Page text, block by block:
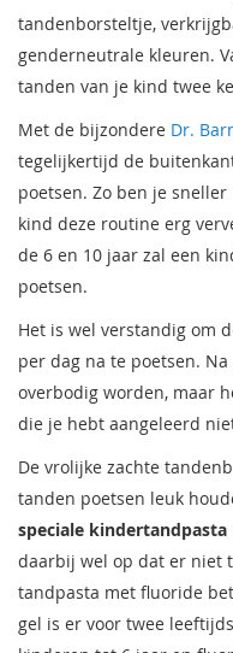
tandenborsteltje,
genderneutrale kleuren.
tanden van je kind twee
Met de bijzondere Dr.
tegelijkertijd de
poetsen. Zo ben je
kind deze routine erg
de 6 en 10 jaar zal een
poetsen.
Het is wel verstandig om
per dag na te poetsen.
overbodig worden, maar
die je hebt aangeleerd
De vrolijke zachte
tanden poetsen leuk
speciale kindertandpasta
daarbij wel op dat er niet
tandpasta met fluoride
gel is er voor twee